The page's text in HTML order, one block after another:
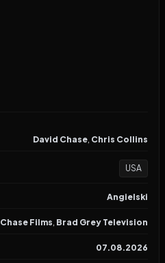
David Chase, Chris Collins
USA
Angielski
Chase Films, Brad Grey Television
07.08.2026